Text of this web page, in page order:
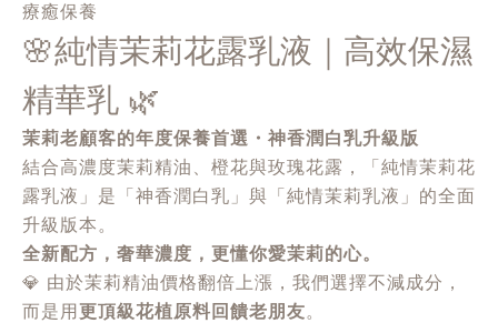
療癒保養
🌸純情茉莉花露乳液｜高效保濕
精華乳 🌿
茉莉老顧客的年度保養首選・神香潤白乳升級版
結合高濃度茉莉精油、橙花與玫瑰花露，「純情茉莉花
露乳液」是「神香潤白乳」與「純情茉莉乳液」的全面
升級版本。
全新配方，奢華濃度，更懂你愛茉莉的心。
💎 由於茉莉精油價格翻倍上漲，我們選擇不減成分，
而是用更頂級花植原料回饋老朋友。